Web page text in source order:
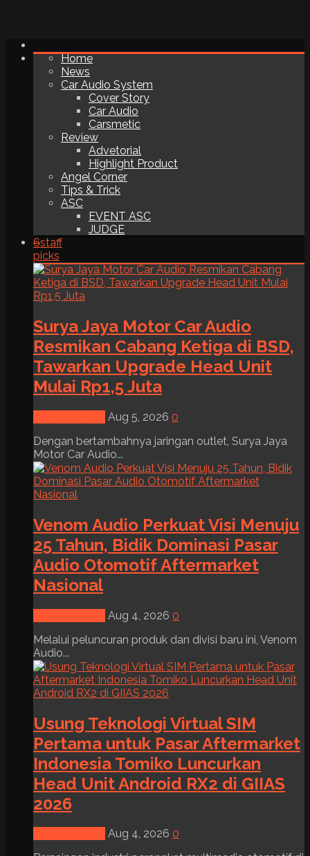
Home
News
Car Audio System
Cover Story
Car Audio
Carsmetic
Review
Advetorial
Highlight Product
Angel Corner
Tips & Trick
ASC
EVENT ASC
JUDGE
6staff
picks
Surya Jaya Motor Car Audio
Resmikan Cabang Ketiga di BSD,
Tawarkan Upgrade Head Unit
Mulai Rp1,5 Juta
Aug 5, 2026 0
Dengan bertambahnya jaringan outlet, Surya Jaya
Motor Car Audio...
Venom Audio Perkuat Visi Menuju
25 Tahun, Bidik Dominasi Pasar
Audio Otomotif Aftermarket
Nasional
Aug 4, 2026 0
Melalui peluncuran produk dan divisi baru ini, Venom
Audio...
Usung Teknologi Virtual SIM
Pertama untuk Pasar Aftermarket
Indonesia Tomiko Luncurkan
Head Unit Android RX2 di GIIAS
2026
Aug 4, 2026 0